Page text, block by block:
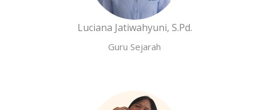
Luciana Jatiwahyuni, S.Pd.
Guru Sejarah